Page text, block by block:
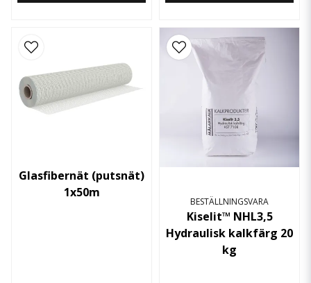
Glasfibernät (putsnät)
1x50m
BESTÄLLNINGSVARA
Kiselit™ NHL3,5
Hydraulisk kalkfärg 20
kg